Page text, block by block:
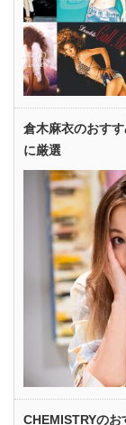
倉木麻衣のおす
に厳選
CHEMISTRYの